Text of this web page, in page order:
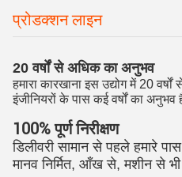
प्रोडक्शन लाइन
20 वर्षों से अधिक का अनुभव
हमारा कारखाना इस उद्योग में 20
इंजीनियरों के पास कई वर्षों का अनुभव
100% पूर्ण निरीक्षण
डिलीवरी सामान से पहले हमारे
मानव निर्मित, आँख से, मशीन से